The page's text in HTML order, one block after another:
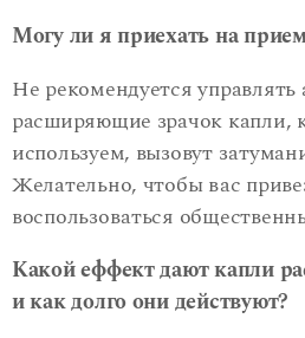
Могу ли я приехать на
Не рекомендуется
расширяющие зрачок капли,
используем, вызовут
Желательно, чтобы вас
воспользоваться
Какой еффект дают капли
и как долго они действуют?